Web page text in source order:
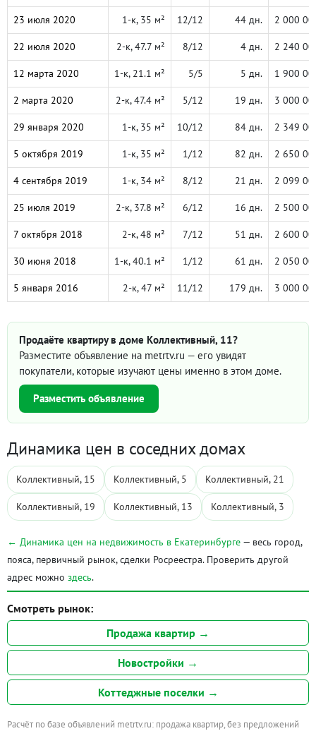
23 июля 2020 1-к, 35 м² 12/12 44 дн. 2 000
22 июля 2020 2-к, 47.7 м² 8/12 4 дн. 2 240
12 марта 2020 1-к, 21.1 м² 5/5 5 дн. 1 900
2 марта 2020 2-к, 47.4 м² 5/12 19 дн. 3 000
29 января 2020 1-к, 35 м² 10/12 84 дн. 2 349
5 октября 2019 1-к, 35 м² 1/12 82 дн. 2 650
4 сентября 2019 1-к, 34 м² 8/12 21 дн. 2 099
25 июля 2019 2-к, 37.8 м² 6/12 16 дн. 2 500
7 октября 2018 2-к, 48 м² 7/12 51 дн. 2 600
30 июня 2018 1-к, 40.1 м² 1/12 61 дн. 2 050
5 января 2016 2-к, 47 м² 11/12 179 дн. 3 000
Продаёте квартиру в доме Коллективный, 11?
Разместите объявление на metrtv.ru — его увидят
покупатели, которые изучают цены именно в этом доме.
Разместить объявление
Динамика цен в соседних домах
Коллективный, 15 Коллективный, 5 Коллективный, 21
Коллективный, 19 Коллективный, 13 Коллективный, 3
← Динамика цен на недвижимость в Екатеринбурге — весь город,
пояса, первичный рынок, сделки Росреестра. Проверить другой
адрес можно здесь.
Смотреть рынок:
Продажа квартир →
Новостройки →
Коттеджные поселки →
Расчёт по базе объявлений metrtv.ru: продажа квартир, без предложений